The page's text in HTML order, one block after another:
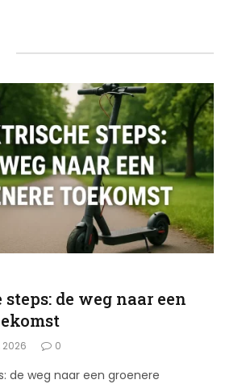
de weg naar een
2026 0
de weg naar een groenere